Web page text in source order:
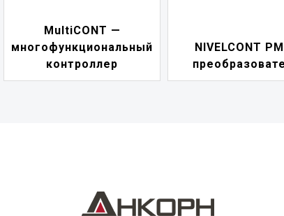
NIVELCONT PM —
преобразователь